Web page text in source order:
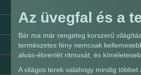
Az üvegfal és a
Bár ma már rengeteg korszerű
természetes fény nemcsak
alvás-ébrenlét ritmusát, és
A világos terek valahogy mindig